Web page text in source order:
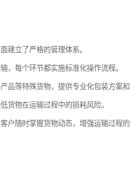
建立了严格的管理体系。
，每个环节都实施标准化操作流程。
品等特殊货物，提供专业化包装方案和
货物在运输过程中的损耗风险。
户随时掌握货物动态，增强运输过程的